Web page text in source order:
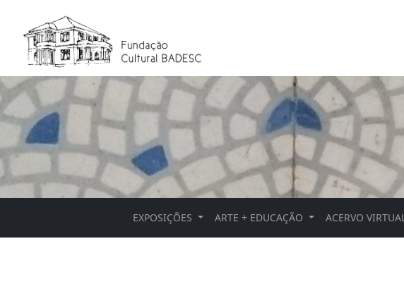
EXPOSIÇÕES ARTE + EDUCAÇÃO ACERVO VIRTUAL